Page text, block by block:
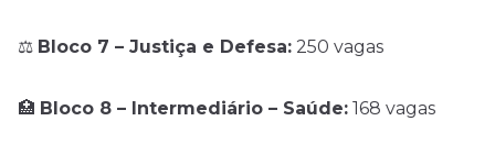
⚖️ Bloco 7 – Justiça e Defesa: 250 vagas
🏥 Bloco 8 – Intermediário – Saúde: 168 vagas